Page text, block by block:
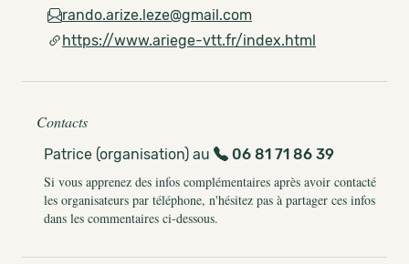
rando.arize.leze@gmail.com
https://www.ariege-vtt.fr/index.html
Contacts
Patrice (organisation) au
06 81 71 86 39
Si vous apprenez des infos complémentaires après avoir contacté
les organisateurs par téléphone, n'hésitez pas à partager ces infos
dans les commentaires ci-dessous.